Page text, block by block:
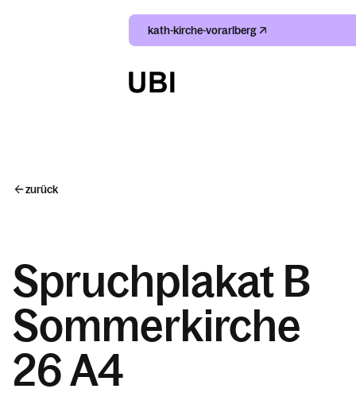
kath-kirche-vorarlberg
zurück
Spruchplakat B
Sommerkirche
26 A4